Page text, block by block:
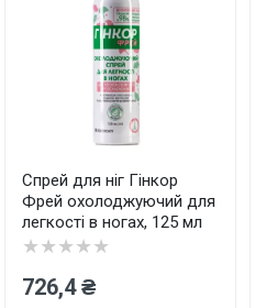
Спрей для ніг Гінкор
Фрей охолоджуючий для
легкості в ногах, 125 мл
★★★★★
726,4 ₴